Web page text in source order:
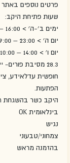
פרטים נוספים באתר
שעות פתיחת היקב:
ימים ב׳-ה׳ > 16:00 – 10:00
יום ה׳ > 23:00 – 19:00
יום ו׳ > 14:00 – 10:00
28.3 מסיבת
הפתעות.
היקב כשר בהשגחת
בינלאומית OK
נגיש
צמחוני/טבעוני
בהזמנה מראש